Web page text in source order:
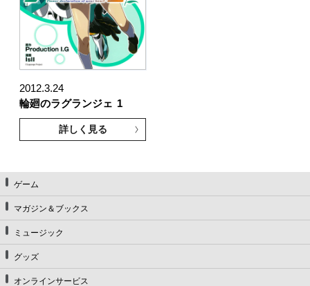
2012.3.24
輪廻のラグランジェ 1
詳しく見る
ゲーム
マガジン＆ブックス
ミュージック
グッズ
オンラインサービス